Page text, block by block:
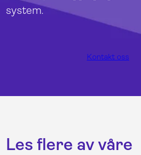
system.
Kontakt oss
Les flere av våre